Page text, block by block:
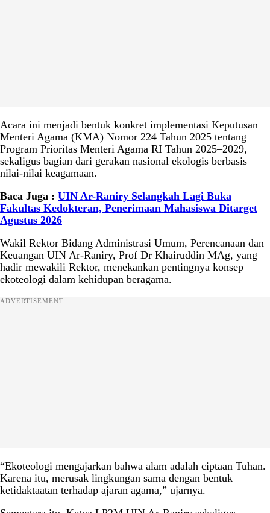
Acara ini menjadi bentuk konkret implementasi Keputusan
Menteri Agama (KMA) Nomor 224 Tahun 2025 tentang
Program Prioritas Menteri Agama RI Tahun 2025–2029,
sekaligus bagian dari gerakan nasional ekologis berbasis
nilai-nilai keagamaan.
Baca Juga : UIN Ar-Raniry Selangkah Lagi Buka
Fakultas Kedokteran, Penerimaan Mahasiswa Ditarget
Agustus 2026
Wakil Rektor Bidang Administrasi Umum, Perencanaan dan
Keuangan UIN Ar-Raniry, Prof Dr Khairuddin MAg, yang
hadir mewakili Rektor, menekankan pentingnya konsep
ekoteologi dalam kehidupan beragama.
ADVERTISEMENT
“Ekoteologi mengajarkan bahwa alam adalah ciptaan Tuhan.
Karena itu, merusak lingkungan sama dengan bentuk
ketidaktaatan terhadap ajaran agama,” ujarnya.